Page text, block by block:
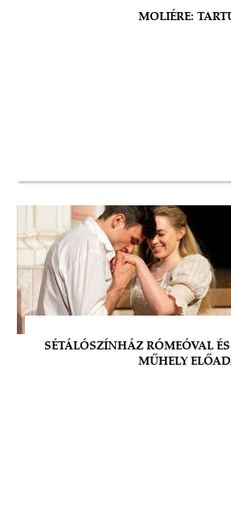
MOLIÉRE:
SÉTÁLÓSZÍNHÁZ RÓMEÓVAL
MŰHELY